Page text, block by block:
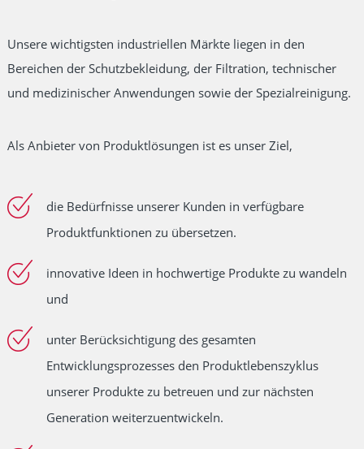
Unsere wichtigsten industriellen Märkte liegen in den
Bereichen der Schutzbekleidung, der Filtration, technischer
und medizinischer Anwendungen sowie der Spezialreinigung.
Als Anbieter von Produktlösungen ist es unser Ziel,
die Bedürfnisse unserer Kunden in verfügbare
Produktfunktionen zu übersetzen.
innovative Ideen in hochwertige Produkte zu wandeln
und
unter Berücksichtigung des gesamten
Entwicklungsprozesses den Produktlebenszyklus
unserer Produkte zu betreuen und zur nächsten
Generation weiterzuentwickeln.